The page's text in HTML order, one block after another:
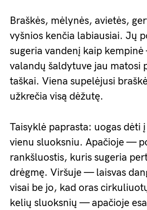
Braškės, mėlynės, avietės,
vyšnios kenčia labiausiai. Jų
sugeria vandenį kaip
valandų šaldytuve jau matosi
taškai. Viena supelėjusi
užkrečia visą dėžutę.
Taisyklė paprasta: uogas dėti
vienu sluoksniu. Apačioje —
rankšluostis, kuris sugeria
drėgmę. Viršuje — laisvas
visai be jo, kad oras
kelių sluoksnių — apačioje